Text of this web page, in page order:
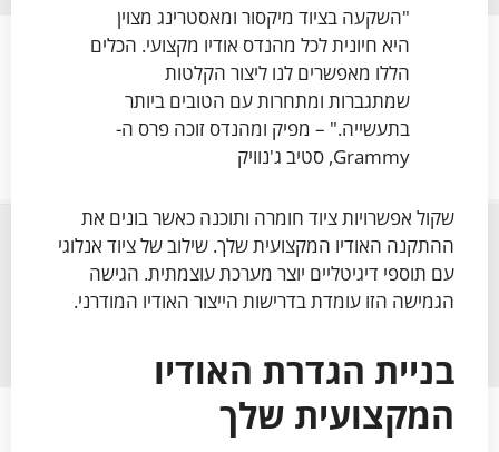
"השקעה בציוד מיקסור ומאסטרינג מצוין
היא חיונית לכל מהנדס אודיו מקצועי. הכלים
הללו מאפשרים לנו ליצור הקלטות
שמתגברות ומתחרות עם הטובים ביותר
בתעשייה." – מפיק ומהנדס זוכה פרס ה-
Grammy, סטיב ג'נוויק
שקול אפשרויות ציוד חומרה ותוכנה כאשר בונים את
ההתקנה האודיו המקצועית שלך. שילוב של ציוד אנלוגי
עם תוספי דיגיטליים יוצר מערכת עוצמתית. הגישה
הגמישה הזו עומדת בדרישות הייצור האודיו המודרני.
בניית הגדרת האודיו
המקצועית שלך